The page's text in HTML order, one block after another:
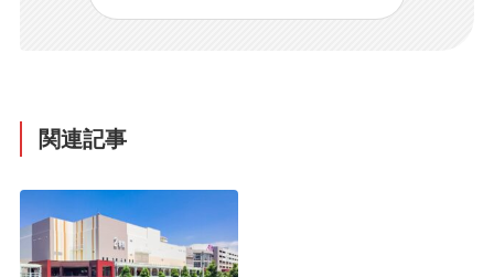
関連記事